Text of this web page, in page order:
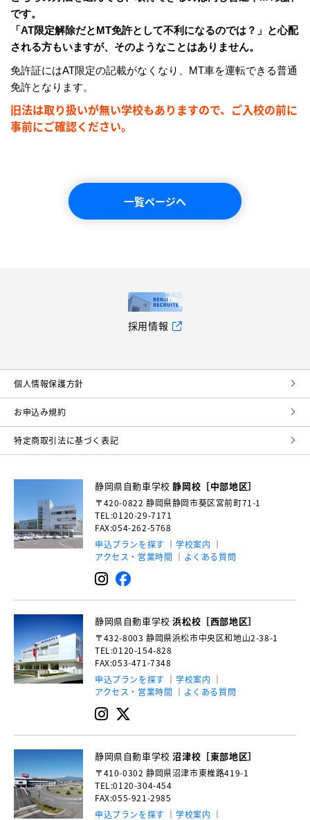
です。
「AT限定解除だとMT免許として不利になるのでは？」と心配
される方もいますが、そのようなことはありません。
免許証にはAT限定の記載がなくなり、MT車を運転できる普通
免許となります。
旧法は取り扱いが無い学校もありますので、ご入校の前に
事前にご確認ください。
一覧ページへ
採用情報
個⼈情報保護⽅針
お申込み規約
特定商取引法に基づく表記
静岡県自動車学校静岡校［中部地区］
〒420-0822 静岡県静岡市葵区宮前町71-1
TEL:0120-29-7171
FAX:054-262-5768
申込プランを探す
学校案内
アクセス・営業時間
よくある質問
静岡県自動車学校浜松校［西部地区］
〒432-8003 静岡県浜松市中央区和地山2-38-1
TEL:0120-154-828
FAX:053-471-7348
申込プランを探す
学校案内
アクセス・営業時間
よくある質問
静岡県自動車学校沼津校［東部地区］
〒410-0302 静岡県沼津市東椎路419-1
TEL:0120-304-454
FAX:055-921-2985
申込プランを探す
学校案内